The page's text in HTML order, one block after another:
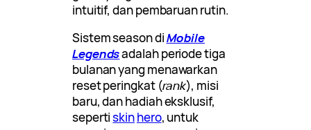
intuitif, dan pembaruan rutin.
Sistem season diMobile
Legendsadalah periode tiga
bulanan yang menawarkan
reset peringkat (rank), misi
baru, dan hadiah eksklusif,
sepertiskinhero, untuk